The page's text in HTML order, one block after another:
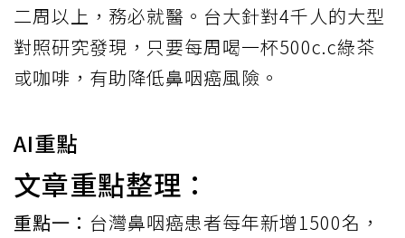
二周以上，務必就醫。台大針對4千人的大型
對照研究發現，只要每周喝一杯500c.c綠茶
或咖啡，有助降低鼻咽癌風險。
AI重點
文章重點整理：
重點一： 台灣鼻咽癌患者每年新增1500名，